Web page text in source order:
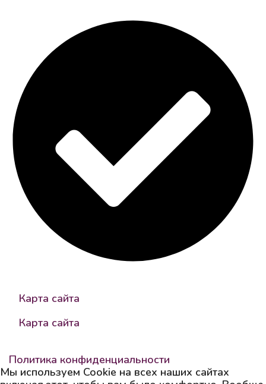
Карта сайта
Карта сайта
Политика конфиденциальности
Мы используем Cookie на всех наших сайтах